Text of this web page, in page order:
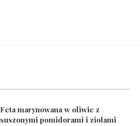
Feta marynowana w oliwie z
suszonymi pomidorami i ziołami